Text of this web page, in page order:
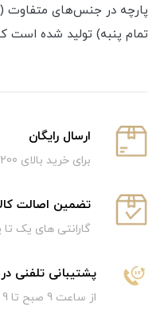
پارچه در جنس‌های متفاوت
تمام پنبه) تولید شده است که این مدل
ارسال رایگان
برای خرید بالای 1200 هزار تومان
تضمین اصالت
گارانتی های یک
پشتیبانی تلفنی
از ساعت 9 صبح تا 9 شب